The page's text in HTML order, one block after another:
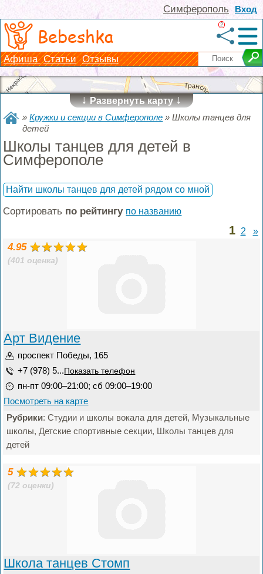
Вход
Симферополь
Bebeshka 2
Афиша Статьи Отзывы
↓Развернуть карту↓
»Кружки и секции в Симферополе »Школы танцев для
детей
Школы танцев для детей в
Симферополе
Найти школы танцев для детей рядом со мной
Сортировать по рейтингу по названию
1 2 »
4.95
(401 оценка)
Арт Видение
проспект Победы, 165
+7 (978) 5... Показать телефон
пн-пт 09:00–21:00; сб 09:00–19:00
Посмотреть на карте
Рубрики: Студии и школы вокала для детей, Музыкальные
школы, Детские спортивные секции, Школы танцев для
детей
5
(72 оценки)
Школа танцев Стомп